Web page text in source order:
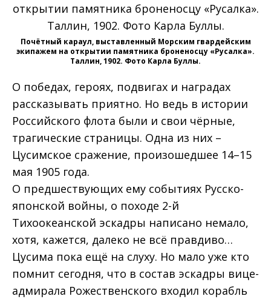
Почётный караул, выставленный Морским гвардейским
экипажем на открытии памятника броненосцу «Русалка».
Таллин, 1902. Фото Карла Буллы.
О победах, героях, подвигах и наградах
рассказывать приятно. Но ведь в истории
Российского флота были и свои чёрные,
трагические страницы. Одна из них –
Цусимское сражение, произошедшее 14–15
мая 1905 года.
О предшествующих ему событиях Русско-
японской войны, о походе 2-й
Тихоокеанской эскадры написано немало,
хотя, кажется, далеко не всё правдиво…
Цусима пока ещё на слуху. Но мало уже кто
помнит сегодня, что в состав эскадры вице-
адмирала Рожественского входил корабль